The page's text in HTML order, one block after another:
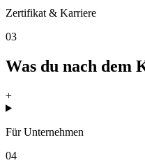
Zertifikat & Karriere
03
Was du nach dem
+
Für Unternehmen
04